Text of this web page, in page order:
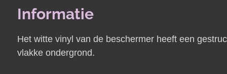
Informatie
Het witte vinyl van de beschermer heeft een
vlakke ondergrond.